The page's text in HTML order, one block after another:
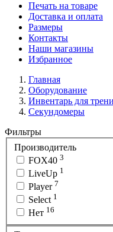
Печать на товаре
Доставка и оплата
Размеры
Контакты
Наши магазины
Избранное
Главная
Оборудование
Инвентарь для
Секундомеры
Фильтры
Производитель
FOX40 3
LiveUp 1
Player 7
Select 1
Нет 16